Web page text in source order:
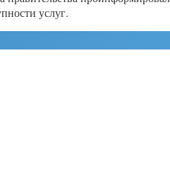
услуг.